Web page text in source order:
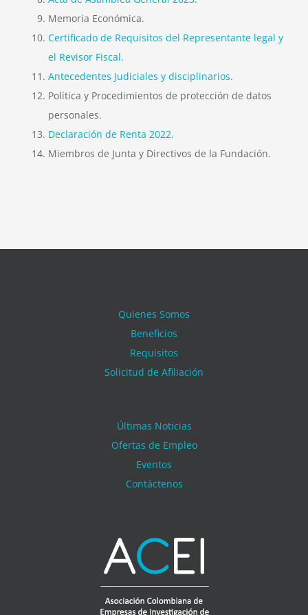
Memoria Económica.
Certificado de Requisitos del Representante legal y
el Revisor Fiscal.
Antecedentes Judiciales y disciplinarios.
Política y Procedimientos de protección de datos
personales.
Declaración de Renta 2022.
Miembros de Junta y Directivos de la Fundación.
Quienes Somos
Beneficios
Requisitos
Solicitud de Afiliación
Últimas Noticias
Ofertas de Empleo
Eventos
Contáctenos